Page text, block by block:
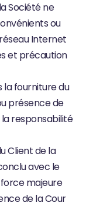
Société ne
ou
Internet
et précaution
la fourniture du
présence de
responsabilité
Client de la
avec le
majeure
de la Cour